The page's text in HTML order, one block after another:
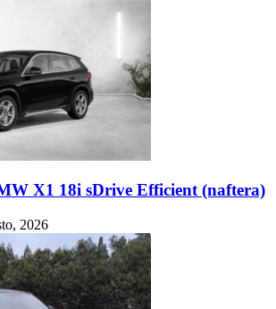
X1 18i sDrive Efficient (naftera)
2026